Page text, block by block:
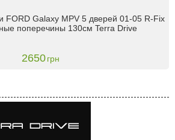
FORD Galaxy MPV 5 дверей 01-05 R-Fix
поперечины 130см Terra Drive
2650 грн